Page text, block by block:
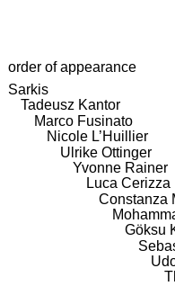
order of appearance
Sarkis
Tadeusz Kantor
Marco Fusinato
Nicole L’Huillier
Ulrike Ottinger
Yvonne Rainer
Luca Cerizza
Constanza
Göksu